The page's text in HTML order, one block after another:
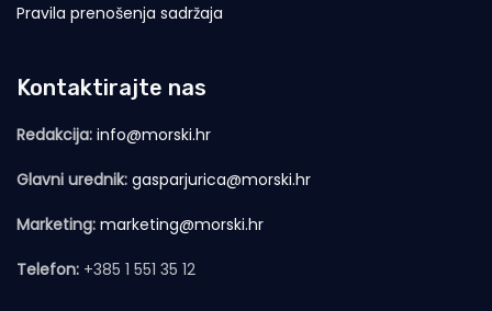
Pravila prenošenja sadržaja
Kontaktirajte nas
Redakcija: info@morski.hr
Glavni urednik: gasparjurica@morski.hr
Marketing: marketing@morski.hr
Telefon: +385 1 551 35 12